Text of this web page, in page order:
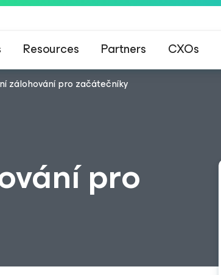
Resources Partners CXOs
zálohování pro začátečníky
pro